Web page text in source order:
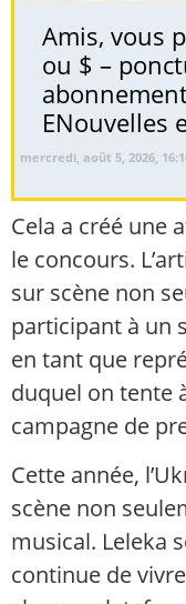
Amis, vous
ou $ –
ENouvelles
mercredi, août 5, 2026,
Cela a créé une
le concours.
sur scène non
participant à un
en tant que
duquel on tente
campagne de
Cette année,
scène non
musical. Leleka
continue de